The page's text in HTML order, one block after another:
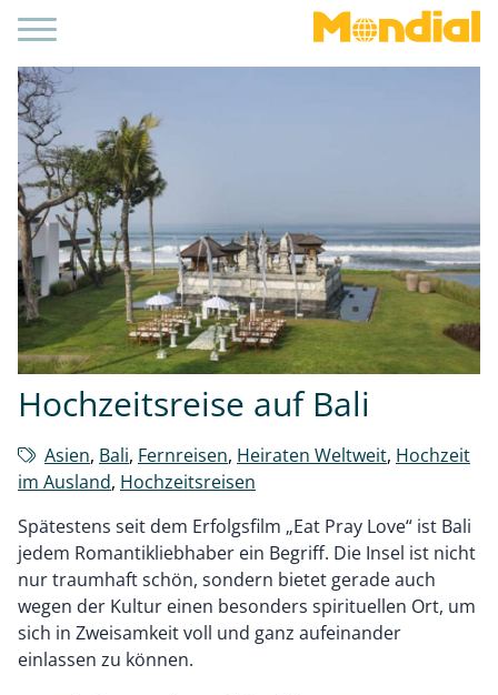
Hochzeitsreise auf Bali
Asien, Bali, Fernreisen, Heiraten Weltweit, Hochzeit
im Ausland, Hochzeitsreisen
Spätestens seit dem Erfolgsfilm „Eat Pray Love“ ist Bali
jedem Romantikliebhaber ein Begriff. Die Insel ist nicht
nur traumhaft schön, sondern bietet gerade auch
wegen der Kultur einen besonders spirituellen Ort, um
sich in Zweisamkeit voll und ganz aufeinander
einlassen zu können.